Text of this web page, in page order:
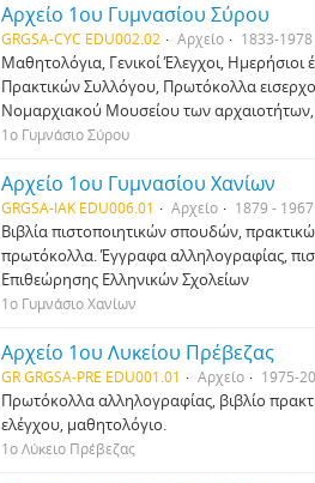
Αρχείο 1ου Γυμνασίου Σύρου
GRGSA-CYC EDU002.02 Αρχείο 1833-1978
Μαθητολόγια, Γενικοί Έλεγχοι, Ημερήσιοι
Πρακτικών Συλλόγου, Πρωτόκολλα
Νομαρχιακού Μουσείου των αρχαιοτήτων,
1ο Γυμνάσιο Σύρου
Αρχείο 1ου Γυμνασίου Χανίων
GRGSA-IAK EDU006.01 Αρχείο 1879 - 1967
Βιβλία πιστοποιητικών σπουδών,
πρωτόκολλα. Έγγραφα αλληλογραφίας,
Επιθεώρησης Ελληνικών Σχολείων
1ο Γυμνάσιο Χανίων
Αρχείο 1ου Λυκείου Πρέβεζας
GR GRGSA-PRE EDU001.01 Αρχείο 1975-
Πρωτόκολλα αλληλογραφίας, βιβλίο
ελέγχου, μαθητολόγιο.
1ο Λύκειο Πρέβεζας